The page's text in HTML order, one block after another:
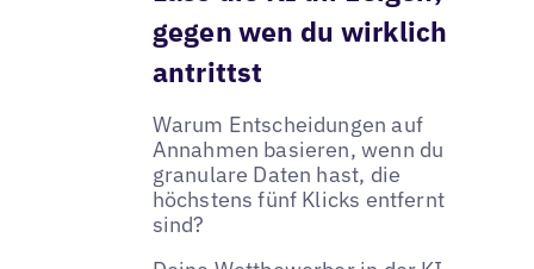
gegen wen du wirklich
antrittst
Warum Entscheidungen auf
Annahmen basieren, wenn du
granulare Daten hast, die
höchstens fünf Klicks entfernt
sind?